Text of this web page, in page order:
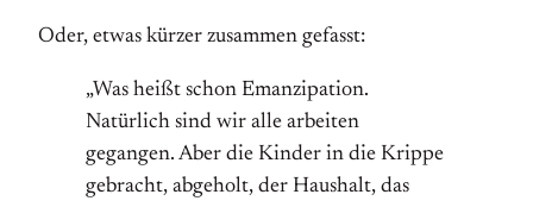
Oder, etwas kürzer zusammen gefasst:
„Was heißt schon Emanzipation.
Natürlich sind wir alle arbeiten
gegangen. Aber die Kinder in die Krippe
gebracht, abgeholt, der Haushalt, das